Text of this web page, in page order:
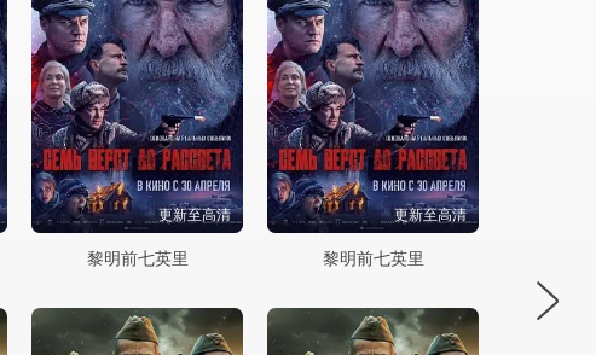
更新至高清
黎明前七英里
更新至高清
黎明前七英里